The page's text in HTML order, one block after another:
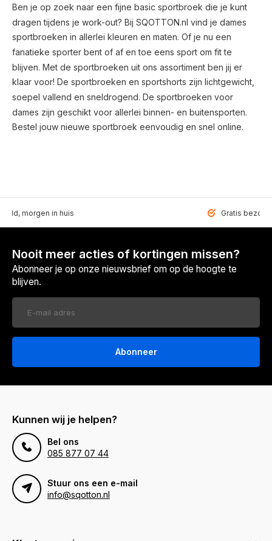
Ben je op zoek naar een fijne basic sportbroek die je kunt
dragen tijdens je work-out? Bij SQOTTON.nl vind je dames
sportbroeken in allerlei kleuren en maten. Of je nu een
fanatieke sporter bent of af en toe eens sport om fit te
blijven. Met de sportbroeken uit ons assortiment ben jij er
klaar voor! De sportbroeken en sportshorts zijn lichtgewicht,
soepel vallend en sneldrogend. De sportbroeken voor
dames zijn geschikt voor allerlei binnen- en buitensporten.
Bestel jouw nieuwe sportbroek eenvoudig en snel online.
morgen in huis Gratis
Nooit meer acties of kortingen missen?
Abonneer je op onze nieuwsbrief om op de hoogte te
blijven.
Abonneer
Kunnen wij je helpen?
Bel ons
085 877 07 44
Stuur ons een e-mail
info@sqotton.nl